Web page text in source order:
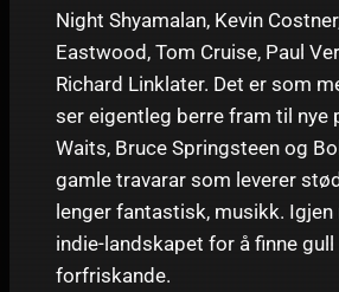
Night Shyamalan, Kevin
Eastwood, Tom Cruise, Paul
Richard Linklater. Det er som
ser eigentleg berre fram til nye
Waits, Bruce Springsteen og
gamle travarar som leverer
lenger fantastisk, musikk. Igjen
indie-landskapet for å finne
forfriskande.